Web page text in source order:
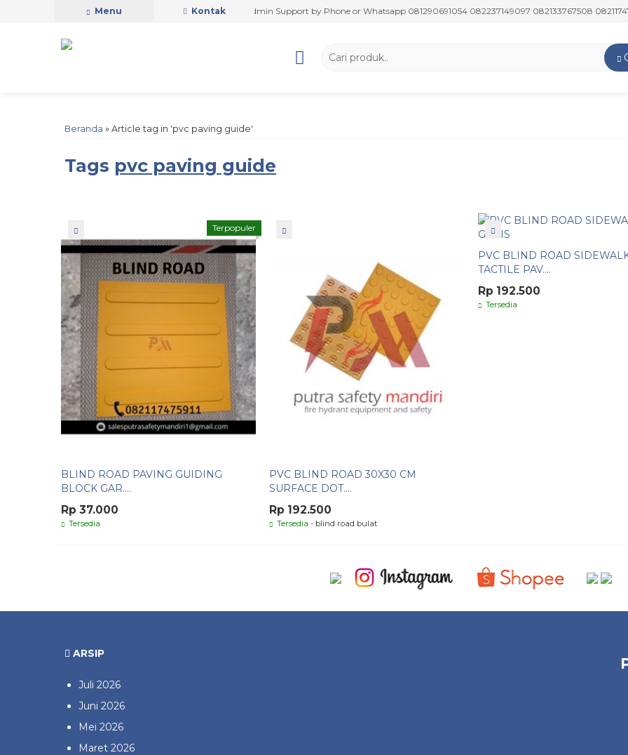
Menu Kontak
PUTRA SAFETY MANDIRI OFFICIAL Admin Support by Phone or Whatsapp 081290691054 082237149097 082133767508
Beranda » Article tag in 'pvc paving guide'
Tags pvc paving guide
Terpopuler
BLIND ROAD PAVING GUIDING
BLOCK GAR....
Rp 37.000
Tersedia
PVC BLIND ROAD 30X30 CM
SURFACE DOT....
Rp 192.500
Tersedia - blind road bulat
PVC BLIND ROAD
TACTILE PAV....
Rp 192.500
Tersedia
ARSIP
Juli 2026
Juni 2026
Mei 2026
Maret 2026